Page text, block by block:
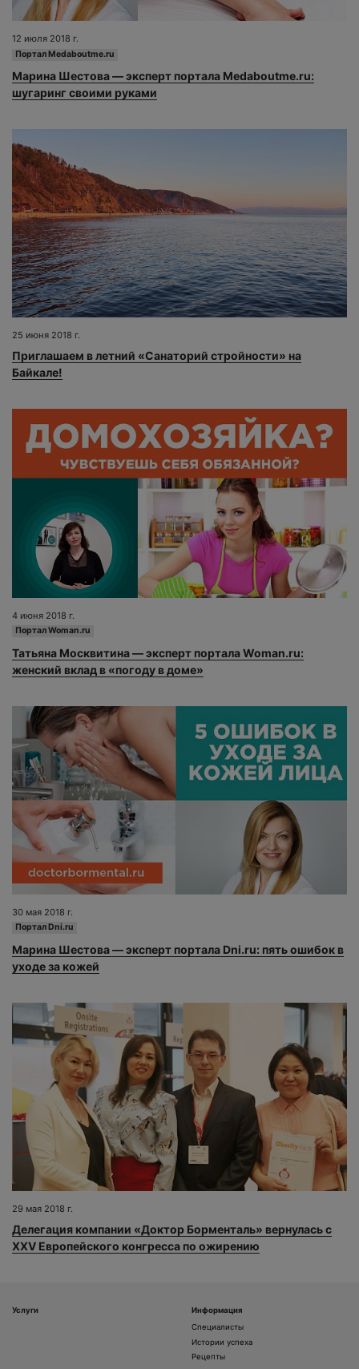
12 июля 2018 г.
Портал Medaboutme.ru
Марина Шестова — эксперт портала Medaboutme.ru:
шугаринг своими руками
25 июня 2018 г.
Приглашаем в летний «Санаторий стройности» на
Байкале!
4 июня 2018 г.
Портал Woman.ru
Татьяна Москвитина — эксперт портала Woman.ru:
женский вклад в «погоду в доме»
30 мая 2018 г.
Портал Dni.ru
Марина Шестова — эксперт портала Dni.ru: пять ошибок в
уходе за кожей
29 мая 2018 г.
Делегация компании «Доктор Борменталь» вернулась с
XXV Европейского конгресса по ожирению
Услуги
Информация
Специалисты
Истории успеха
Рецепты